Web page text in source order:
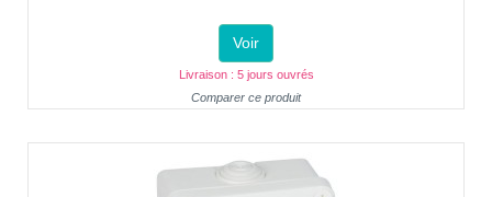
Voir
Livraison : 5 jours ouvrés
Comparer ce produit